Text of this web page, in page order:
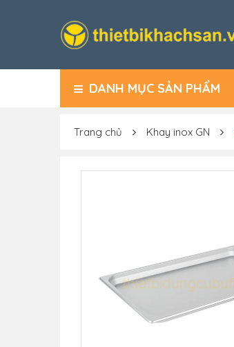
DANH MỤC SẢN PHẨM
Trang chủ Khay inox GN